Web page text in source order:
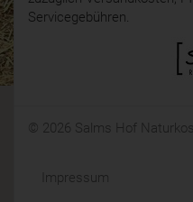
Servicegebühren.
© 2026 Salms Hof
Impressum